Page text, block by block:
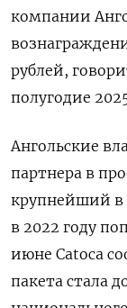
компании
рублей,
полугодие
Ангольские
партнера в
крупнейший в
в 2022 году
июне Catoca
пакета стала